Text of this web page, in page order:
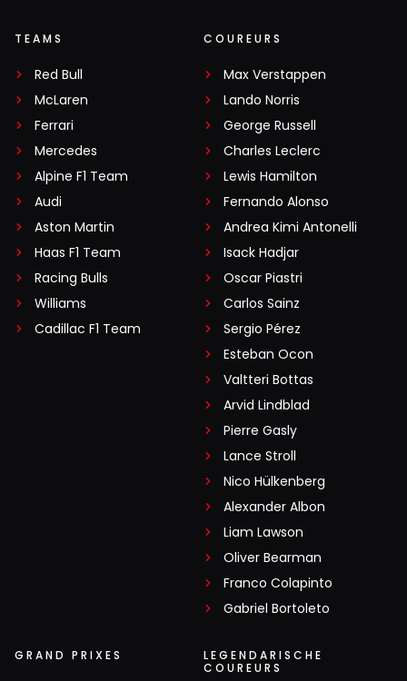
TEAMS
Red Bull
McLaren
Ferrari
Mercedes
Alpine F1 Team
Audi
Aston Martin
Haas F1 Team
Racing Bulls
Williams
Cadillac F1 Team
COUREURS
Max Verstappen
Lando Norris
George Russell
Charles Leclerc
Lewis Hamilton
Fernando Alonso
Andrea Kimi Antonelli
Isack Hadjar
Oscar Piastri
Carlos Sainz
Sergio Pérez
Esteban Ocon
Valtteri Bottas
Arvid Lindblad
Pierre Gasly
Lance Stroll
Nico Hülkenberg
Alexander Albon
Liam Lawson
Oliver Bearman
Franco Colapinto
Gabriel Bortoleto
GRAND PRIXES
LEGENDARISCHE
COUREURS